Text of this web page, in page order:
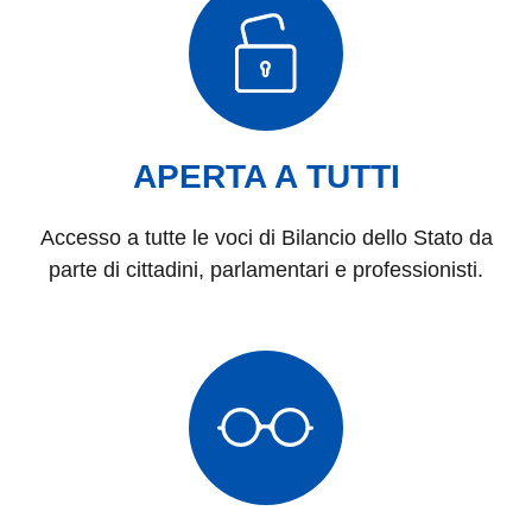
APERTA A TUTTI
Accesso a tutte le voci di Bilancio dello Stato da
parte di cittadini, parlamentari e professionisti.